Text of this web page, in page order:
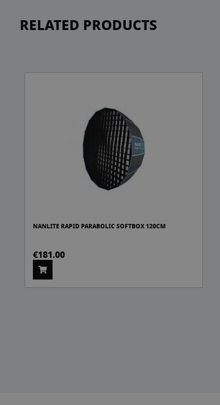
RELATED PRODUCTS
NANLITE RAPID PARABOLIC SOFTBOX 120CM
€181.00